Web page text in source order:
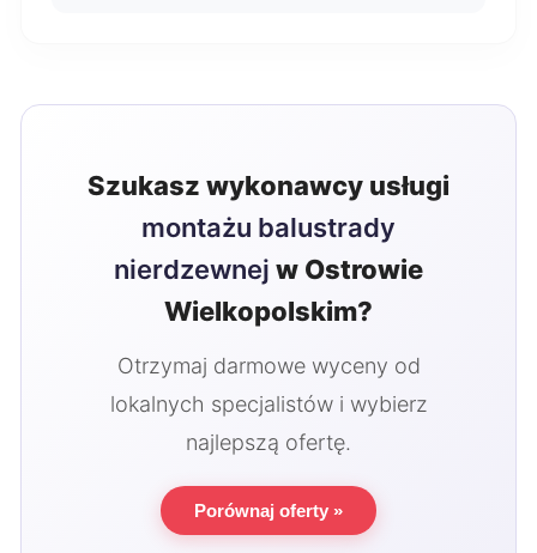
Szukasz wykonawcy usługi
montażu balustrady
nierdzewnej w Ostrowie
Wielkopolskim?
Otrzymaj darmowe wyceny od
lokalnych specjalistów i wybierz
najlepszą ofertę.
Porównaj oferty »